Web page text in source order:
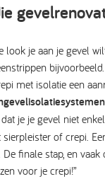
look je aan je gevel
met isolatie een
je je gevel niet
of crepi.
finale stap, en vaak
voor je crepi!”